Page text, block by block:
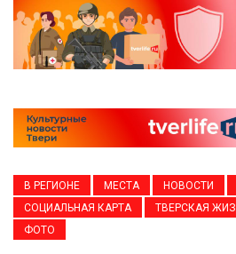
В РЕГИОНЕ МЕСТА НОВОСТИ
СОЦИАЛЬНАЯ КАРТА
ТВЕРСКАЯ
ФОТО